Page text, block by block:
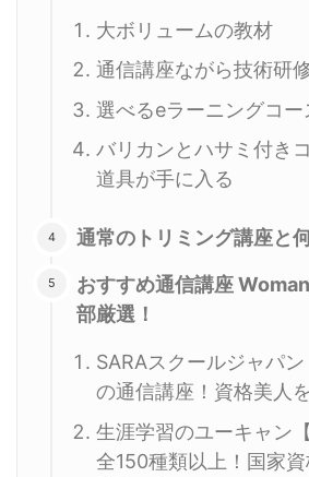
大ボリュームの教材
通信講座ながら技術研
選べるeラーニングコー
バリカンとハサミ付き
道具が手に入る
通常のトリミング講座と
おすすめ通信講座
部厳選！
SARAスクールジャパ
の通信講座！資格美人
生涯学習のユーキャン
全150種類以上！国家